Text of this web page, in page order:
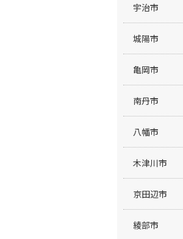
宇治市
城陽市
亀岡市
南丹市
八幡市
木津川市
京田辺市
綾部市